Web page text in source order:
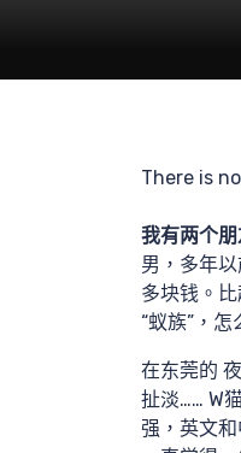
There is
我有两个朋
男，多年
多块钱。
“蚁族”，怎
在东莞的
扯淡…… W
强，英文